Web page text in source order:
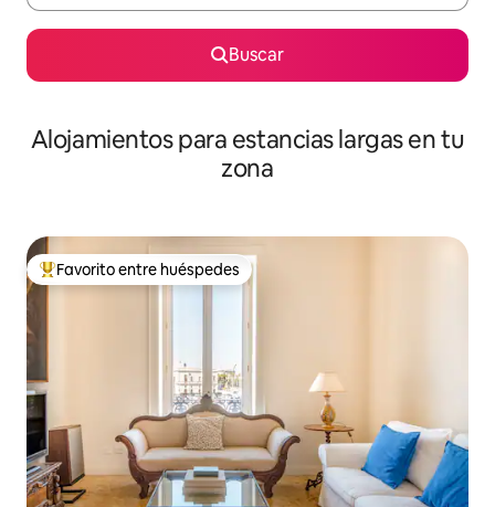
Buscar
Alojamientos para estancias largas en tu
zona
De los mejores en Favorito entre huéspedes
Favorito entre huéspedes